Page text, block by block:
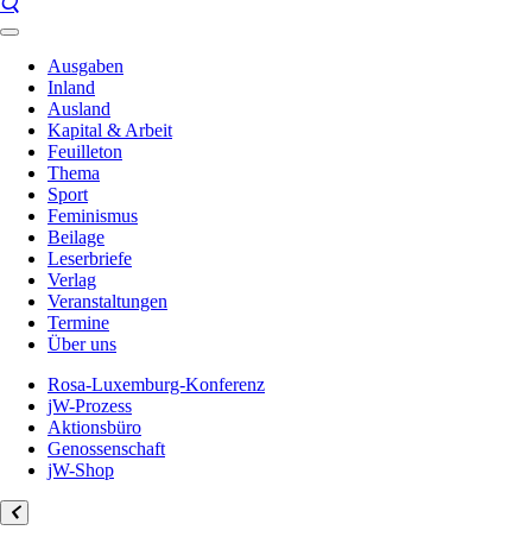
Ausgaben
Inland
Ausland
Kapital & Arbeit
Feuilleton
Thema
Sport
Feminismus
Beilage
Leserbriefe
Verlag
Veranstaltungen
Termine
Über uns
Rosa-Luxemburg-Konferenz
jW-Prozess
Aktionsbüro
Genossenschaft
jW-Shop